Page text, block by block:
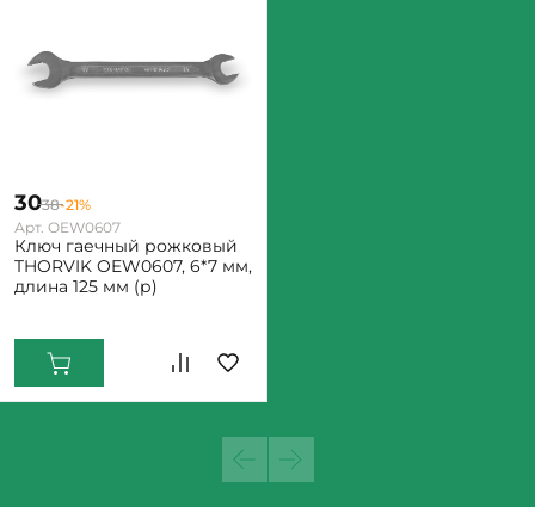
3038-21%
Арт. OEW0607
Ключ гаечный рожковый
THORVIK OEW0607, 6*7 мм,
длина 125 мм (р)